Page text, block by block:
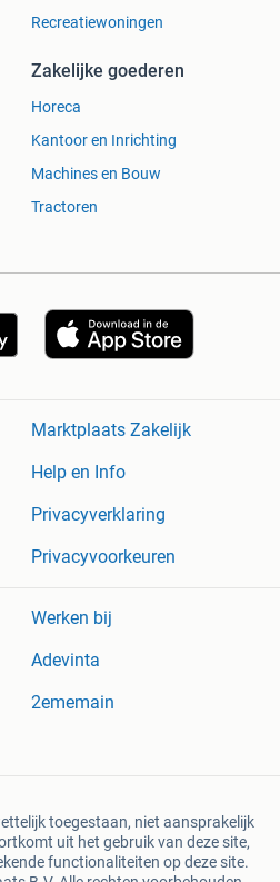
Recreatiewoningen
Zakelijke goederen
Horeca
Kantoor en Inrichting
Machines en Bouw
Tractoren
Marktplaats Zakelijk
Help en Info
Privacyverklaring
Privacyvoorkeuren
Werken bij
Adevinta
2ememain
toegestaan, niet aansprakelijk
uit het gebruik van deze site,
functionaliteiten op deze site.